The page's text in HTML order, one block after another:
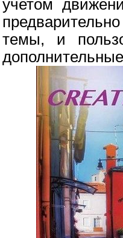
учетом
темы, и